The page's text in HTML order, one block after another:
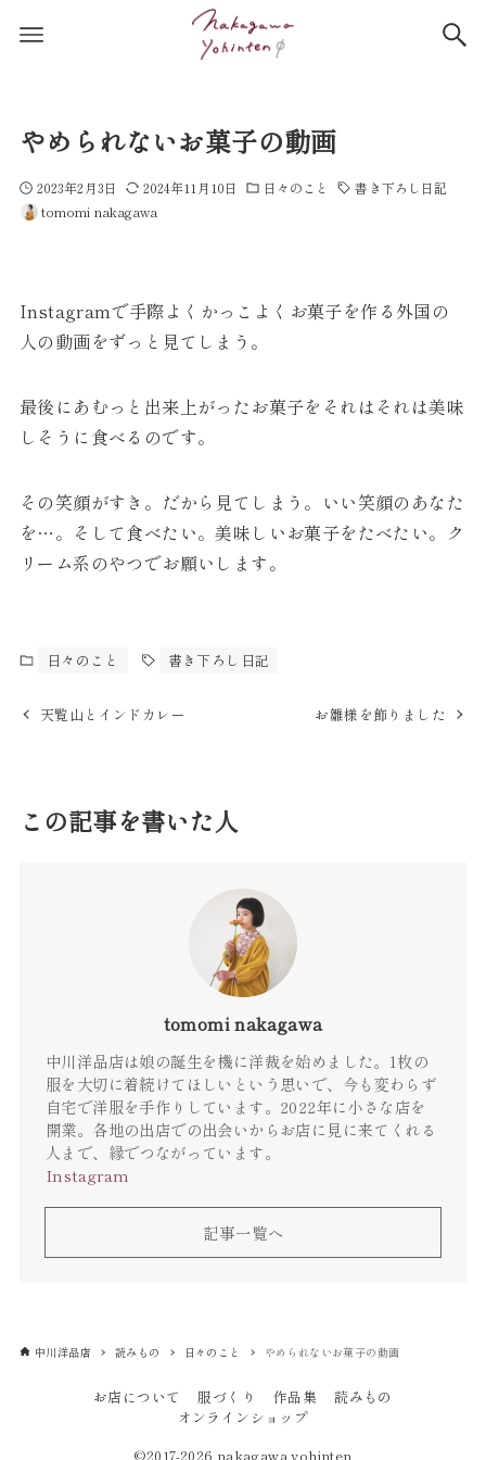
やめられないお菓子の動画
2023年2月3日 2024年11月10日 日々のこと
書き下ろし日記
tomomi nakagawa
Instagramで手際よくかっこよくお菓子を作る外国の
人の動画をずっと見てしまう。
最後にあむっと出来上がったお菓子をそれはそれは美味
しそうに食べるのです。
その笑顔がすき。だから見てしまう。いい笑顔のあなた
を…。そして食べたい。美味しいお菓子をたべたい。ク
リーム系のやつでお願いします。
日々のこと 書き下ろし日記
天覧山とインドカレー お雛様を飾りました
この記事を書いた人
tomomi nakagawa
中川洋品店は娘の誕生を機に洋裁を始めました。1枚の
服を大切に着続けてほしいという思いで、今も変わらず
自宅で洋服を手作りしています。2022年に小さな店を
開業。各地の出店での出会いからお店に見に来てくれる
人まで、縁でつながっています。
Instagram
記事一覧へ
中川洋品店 読みもの 日々のこと やめられないお菓子の動画
お店について 服づくり 作品集
読みもの
オンラインショップ
©2017-2026 nakagawa yohinten